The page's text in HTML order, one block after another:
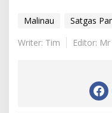
Malinau Satgas
Writer: Tim
Editor: Mr